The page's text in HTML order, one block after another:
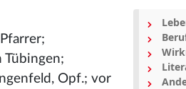
Tübingen;
Opf.; vor